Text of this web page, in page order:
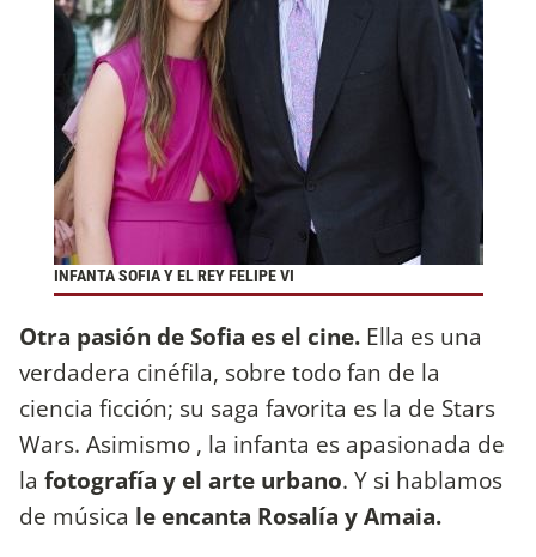
INFANTA SOFIA Y EL REY FELIPE VI
Otra pasión de Sofia es el cine. Ella es una
verdadera cinéfila, sobre todo fan de la
ciencia ficción; su saga favorita es la de Stars
Wars. Asimismo , la infanta es apasionada de
la fotografía y el arte urbano. Y si hablamos
de música le encanta Rosalía y Amaia.